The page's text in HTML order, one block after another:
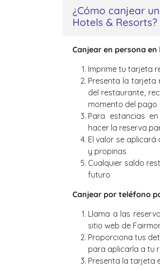
¿Cómo canjear
Hotels & Resorts?
Canjear en persona
Imprime tu tarjeta
Presenta la tarjeta
del restaurante,
momento del pago
Para estancias
hacer la reserva
El valor se aplicará
y propinas
Cualquier saldo
futuro
Canjear por teléfono
Llama a las
sitio web de
Proporciona tus
para aplicarla a tu
Presenta la tarjeta